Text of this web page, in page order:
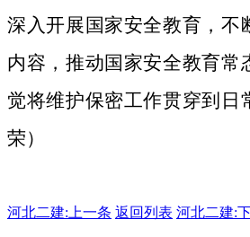
深入开展国家安全教育，不
内容，推动国家安全教育常
觉将维护保密工作贯穿到日
荣）
河北二建: 上一条 返回列表 河北二建: